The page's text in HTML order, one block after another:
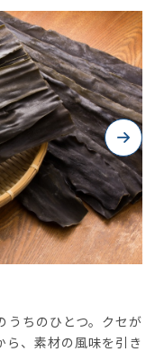
Next
ちのひとつ。クセが
、素材の風味を引き